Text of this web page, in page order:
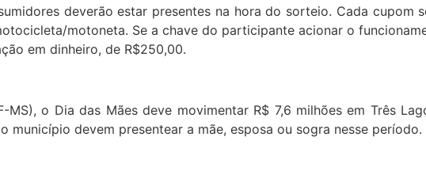
deverão estar presentes na hora do sorteio. Cada cupom
motoneta. Se a chave do participante acionar o
em dinheiro, de R$250,00.
o Dia das Mães deve movimentar R$ 7,6 milhões em Três
município devem presentear a mãe, esposa ou sogra nesse período.